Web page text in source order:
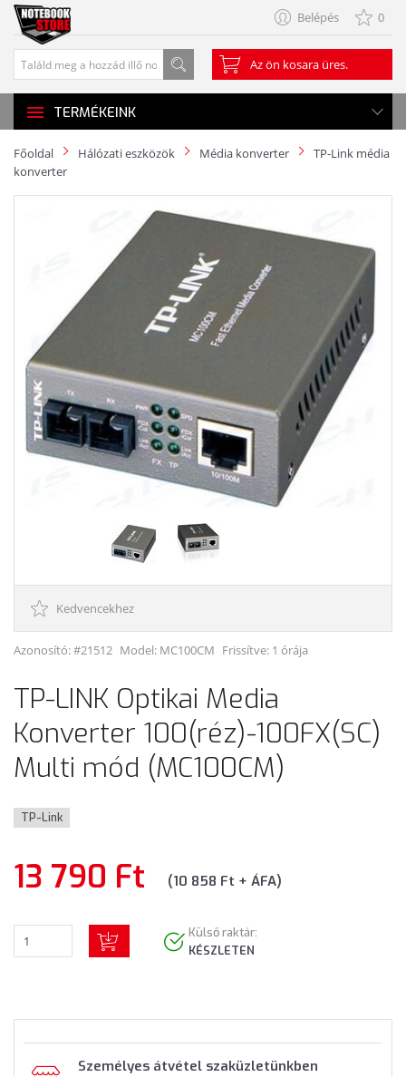
Belépés 0
Az ön kosara üres.
TERMÉKEINK
Főoldal Hálózati eszközök Média konverter
TP-Link média
konverter
Kedvencekhez
Azonosító: #21512 Model: MC100CM Frissítve: 1 órája
TP-LINK Optikai Media
Konverter 100(réz)-100FX(SC)
Multi mód (MC100CM)
TP-Link
13 790 Ft (10 858 Ft + ÁFA)
Külső raktár:
KÉSZLETEN
Személyes átvétel szaküzletünkben